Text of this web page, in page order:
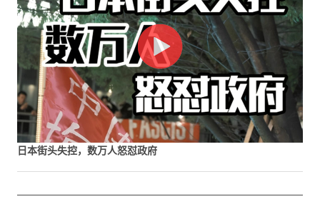
日本街头失控，数万人怒怼政府